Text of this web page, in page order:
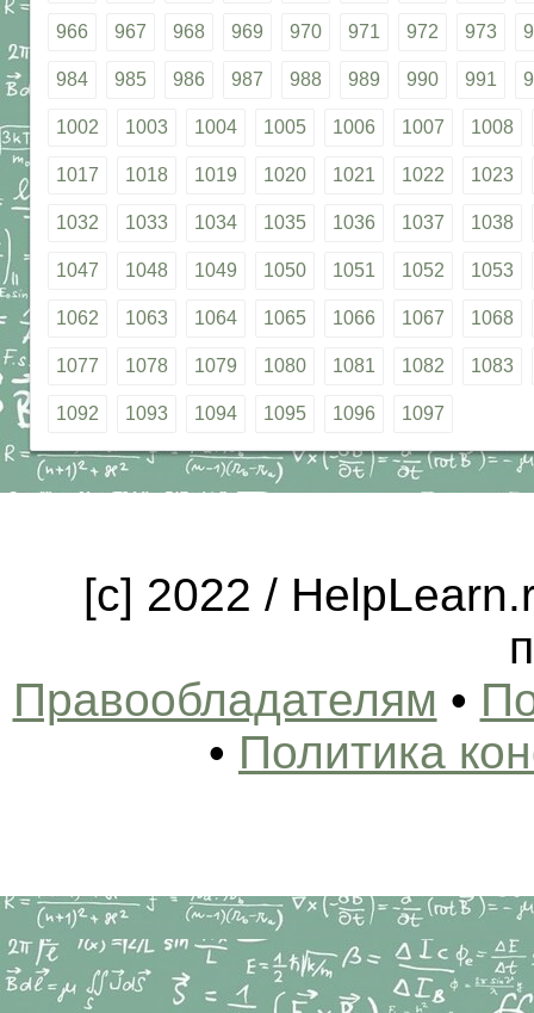
966 967 968 969 970 971 972 973
984 985 986 987 988 989 990 991
1002 1003 1004 1005 1006 1007 1008
1017 1018 1019 1020 1021 1022 1023
1032 1033 1034 1035 1036 1037 1038
1047 1048 1049 1050 1051 1052 1053
1062 1063 1064 1065 1066 1067 1068
1077 1078 1079 1080 1081 1082 1083
1092 1093 1094 1095 1096 1097
[c] 2022 /
Правообладателям •
• Политика